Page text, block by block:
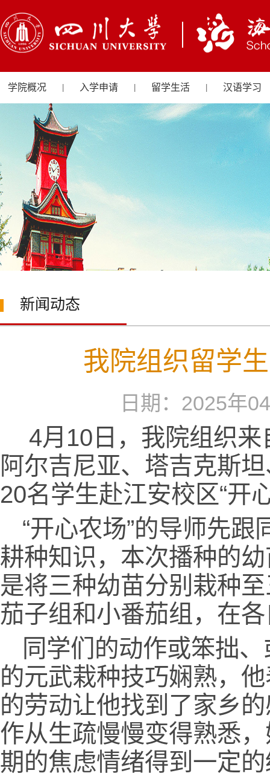
学院概况 入学申请 留学生活 汉语学习
新闻动态
我院组织留学
日期：2025
4月10日，我院组织
阿尔吉尼亚、塔吉克斯
20名学生赴江安校区“开
“开心农场”的导师先
耕种知识，本次播种的
是将三种幼苗分别栽种
茄子组和小番茄组，在
同学们的动作或笨拙
的元武栽种技巧娴熟，
的劳动让他找到了家乡
作从生疏慢慢变得熟悉
期的焦虑情绪得到一定